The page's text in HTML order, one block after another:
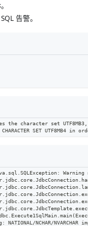
。
告警。
implies the character set
SET UTF8MB4 in
Warning
NATIONAL/NCHAR/